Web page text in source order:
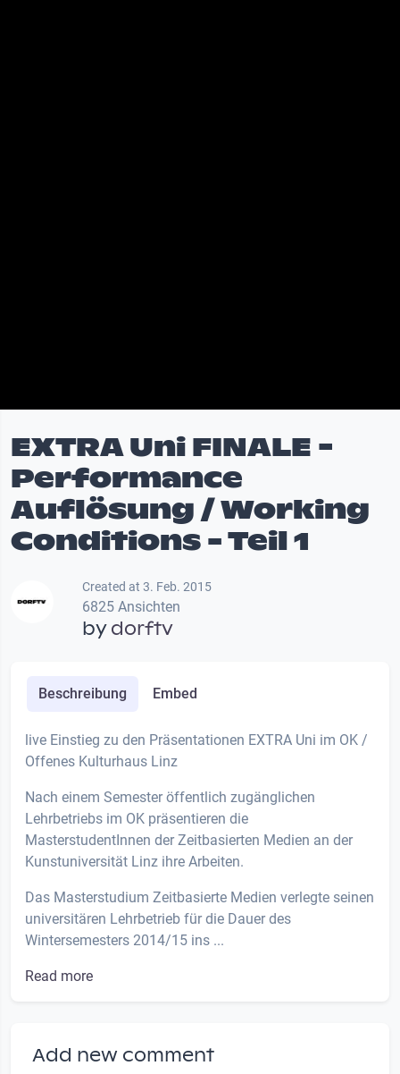
EXTRA Uni FINALE -
Performance
Auflösung / Working
Conditions - Teil 1
Created at 3. Feb. 2015
6825 Ansichten
bydorftv
Beschreibung Embed
live Einstieg zu den Präsentationen EXTRA Uni im OK /
Offenes Kulturhaus Linz
Nach einem Semester öffentlich zugänglichen
Lehrbetriebs im OK präsentieren die
MasterstudentInnen der Zeitbasierten Medien an der
Kunstuniversität Linz ihre Arbeiten.
Das Masterstudium Zeitbasierte Medien verlegte seinen
universitären Lehrbetrieb für die Dauer des
Wintersemesters 2014/15 ins ...
Read more
Add new comment